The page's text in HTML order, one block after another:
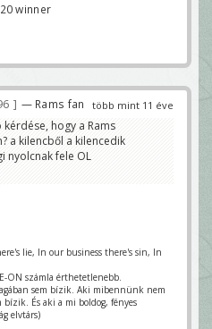
winner
több mint 11 éve
— Rams fan
hogy a Rams
a kilencből a kilencedik
nyolcnak fele OL
lie, In our business there's sin, In
ON számla érthetetlenebb.
sem bízik. Aki mibennünk nem
És aki a mi boldog, fényes
elvtárs)